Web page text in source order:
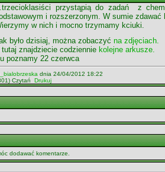
przystąpią do zadań z
i rozszerzonym. W sumie zdawać
w nich i mocno trzymamy kciuki.
było dzisiaj, można zobaczyć na zdjęciach.
tutaj znajdziecie codziennie kolejne arkusze.
poznamy 22 czerwca
dnia 24/04/2012 18:22
Czytań Drukuj
dodawać komentarze.